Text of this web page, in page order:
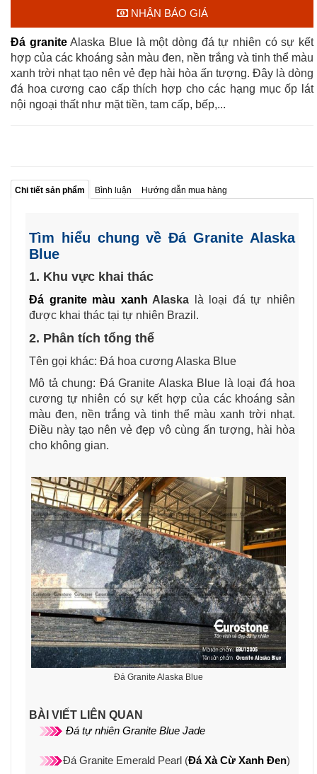
NHẬN BÁO GIÁ
Đá graniteAlaska Blue là một dòng đá tự nhiên có sự kết
hợp của các khoáng sản màu đen, nền trắng và tinh thể màu
xanh trời nhạt tạo nên vẻ đẹp hài hòa ấn tượng. Đây là dòng
đá hoa cương cao cấp thích hợp cho các hạng mục ốp lát
nội ngoại thất như mặt tiền, tam cấp, bếp,...
Chi tiết sản phẩm Bình luận Hướng dẫn mua hàng
Tìm hiểu chung về Đá Granite Alaska
Blue
1. Khu vực khai thác
Đá granite màu xanh Alaska là loại đá tự nhiên
được khai thác tại tự nhiên Brazil.
2. Phân tích tổng thể
Tên gọi khác: Đá hoa cương Alaska Blue
Mô tả chung: Đá Granite Alaska Blue là loại đá hoa
cương tự nhiên có sự kết hợp của các khoáng sản
màu đen, nền trắng và tinh thể màu xanh trời nhạt.
Điều này tạo nên vẻ đẹp vô cùng ấn tượng, hài hòa
cho không gian.
Đá Granite Alaska Blue
BÀI VIẾT LIÊN QUAN
Đá tự nhiên Granite Blue Jade
Đá Granite Emerald Pearl (Đá Xà Cừ Xanh Đen)